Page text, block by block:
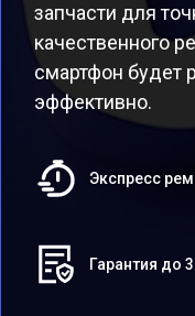
запчасти для
качественного
смартфон будет
эффективно.
Экспресс
Гарантия до